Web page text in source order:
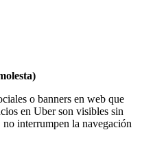
o banners en web que
en Uber son visibles sin
interrumpen la navegación